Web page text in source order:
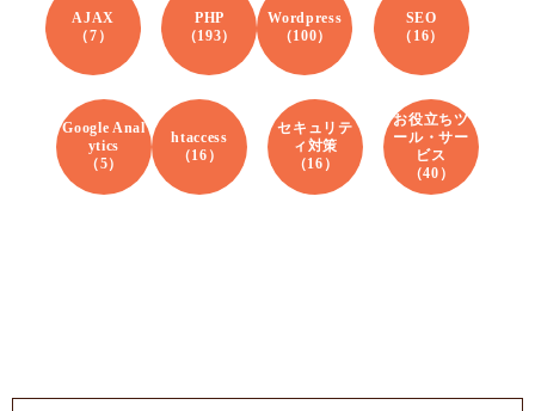
AJAX
（7）
PHP
（193）
Wordpress
（100）
SEO
（16）
Google Anal
ytics
（5）
htaccess
（16）
セキュリテ
ィ対策
（16）
お役立ちツ
ール・サー
ビス
（40）